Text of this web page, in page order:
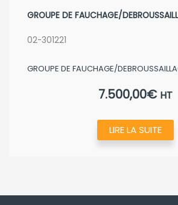
GROUPE DE FAUCHAGE/
02-301221
GROUPE DE FAUCHAGE/
7.500,00€ HT
LIRE LA SUITE